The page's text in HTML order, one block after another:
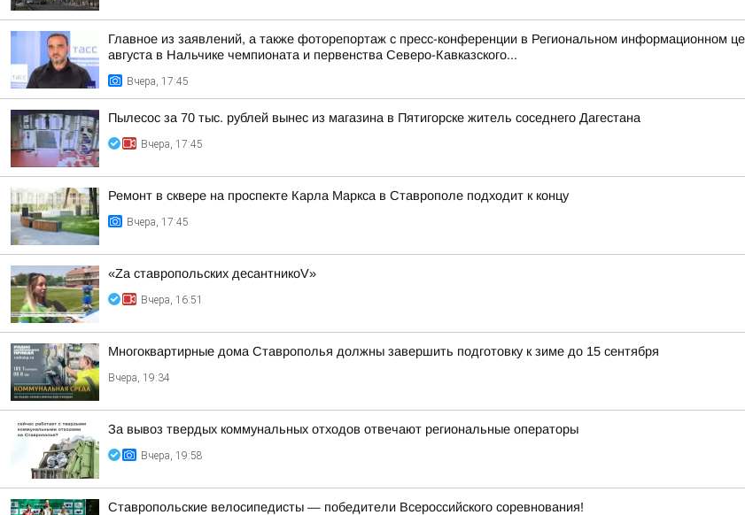
Главное из заявлений, а также фоторепортаж с пресс-конференции в Региональном информационном
августа в Нальчике чемпионата и первенства Северо-Кавказского...
Вчера, 17:45
Пылесос за 70 тыс. рублей вынес из магазина в Пятигорске житель соседнего Дагестана
Вчера, 17:45
Ремонт в сквере на проспекте Карла Маркса в Ставрополе подходит к концу
Вчера, 17:45
«Zа ставропольских десантникоV»
Вчера, 16:51
Многоквартирные дома Ставрополья должны завершить подготовку к зиме до 15 сентября
Вчера, 19:34
За вывоз твердых коммунальных отходов отвечают региональные операторы
Вчера, 19:58
Ставропольские велосипедисты — победители Всероссийского соревнования!